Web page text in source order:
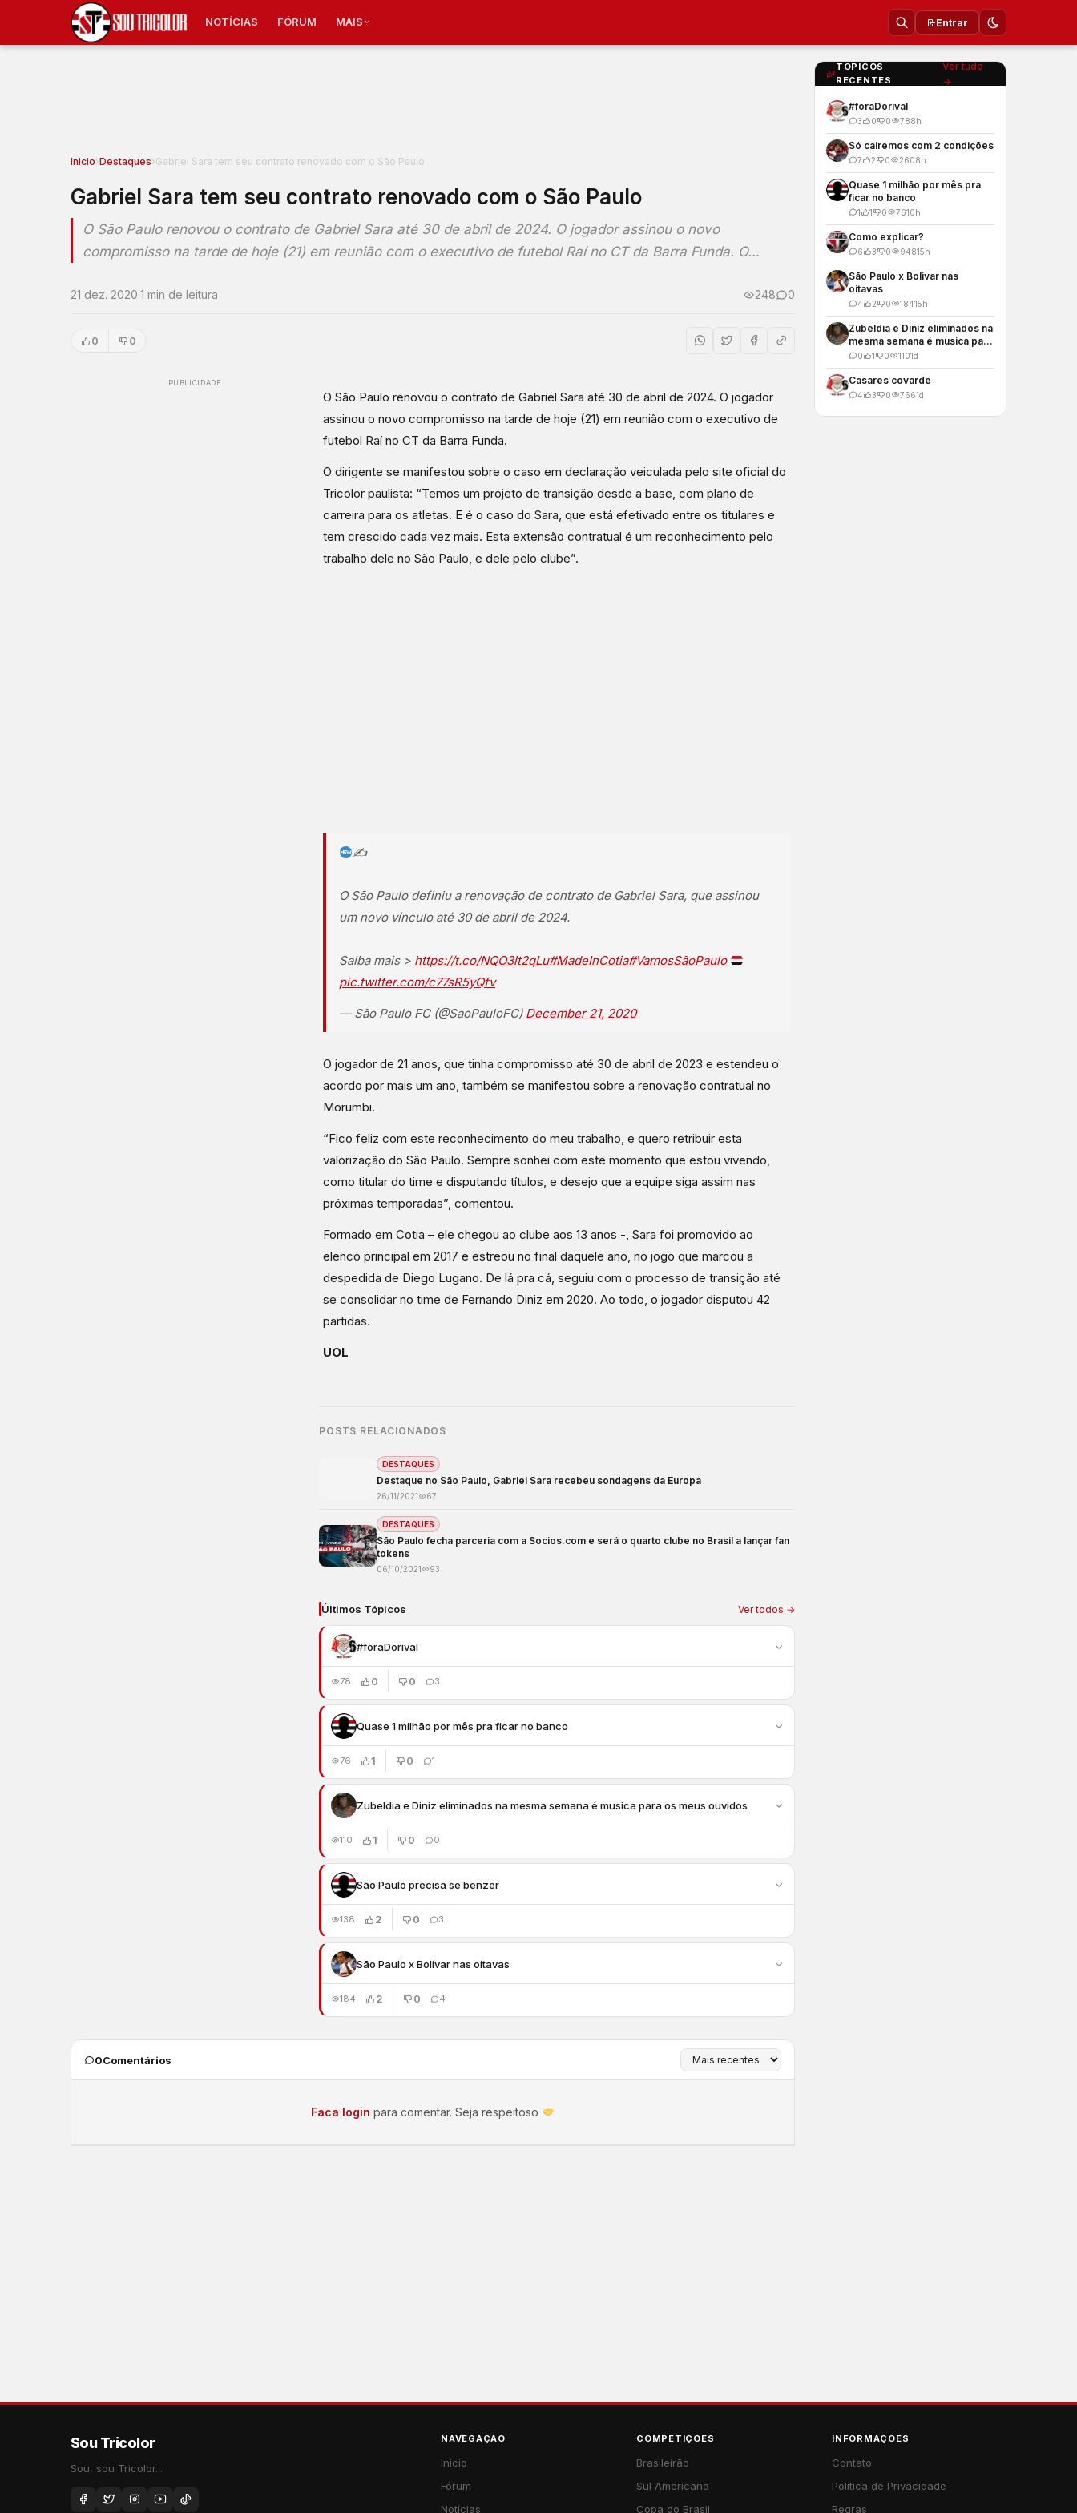
NOTÍCIAS FÓRUM MAIS Entrar
Inicio›Destaques›Gabriel Sara tem seu contrato renovado com o São Paulo
Gabriel Sara tem seu contrato renovado com o São Paulo
O São Paulo renovou o contrato de Gabriel Sara até 30 de abril de 2024. O jogador assinou o novo
compromisso na tarde de hoje (21) em reunião com o executivo de futebol Raí no CT da Barra Funda. O…
21 dez. 2020·1 min de leitura 248 0
0 0
PUBLICIDADE
O São Paulo renovou o contrato de Gabriel Sara até 30 de abril de 2024. O jogador
assinou o novo compromisso na tarde de hoje (21) em reunião com o executivo de
futebol Raí no CT da Barra Funda.
O dirigente se manifestou sobre o caso em declaração veiculada pelo site oficial do
Tricolor paulista: “Temos um projeto de transição desde a base, com plano de
carreira para os atletas. E é o caso do Sara, que está efetivado entre os titulares e
tem crescido cada vez mais. Esta extensão contratual é um reconhecimento pelo
trabalho dele no São Paulo, e dele pelo clube”.
✍
O São Paulo definiu a renovação de contrato de Gabriel Sara, que assinou
um novo vínculo até 30 de abril de 2024.
Saiba mais > https://t.co/NQO3lt2qLu#MadeInCotia#VamosSãoPaulo
pic.twitter.com/c77sR5yQfv
— São Paulo FC (@SaoPauloFC) December 21, 2020
O jogador de 21 anos, que tinha compromisso até 30 de abril de 2023 e estendeu o
acordo por mais um ano, também se manifestou sobre a renovação contratual no
Morumbi.
“Fico feliz com este reconhecimento do meu trabalho, e quero retribuir esta
valorização do São Paulo. Sempre sonhei com este momento que estou vivendo,
como titular do time e disputando títulos, e desejo que a equipe siga assim nas
próximas temporadas”, comentou.
Formado em Cotia – ele chegou ao clube aos 13 anos -, Sara foi promovido ao
elenco principal em 2017 e estreou no final daquele ano, no jogo que marcou a
despedida de Diego Lugano. De lá pra cá, seguiu com o processo de transição até
se consolidar no time de Fernando Diniz em 2020. Ao todo, o jogador disputou 42
partidas.
UOL
POSTS RELACIONADOS
DESTAQUES
Destaque no São Paulo, Gabriel Sara recebeu sondagens da Europa
26/11/2021 67
DESTAQUES
São Paulo fecha parceria com a Socios.com e será o quarto clube no Brasil a lançar fan
tokens
06/10/2021 93
Últimos Tópicos Ver todos →
#foraDorival
78 0 0 3
Quase 1 milhão por mês pra ficar no banco
76 1 0 1
Zubeldia e Diniz eliminados na mesma semana é musica para os meus ouvidos
110 1 0 0
São Paulo precisa se benzer
138 2 0 3
São Paulo x Bolivar nas oitavas
184 2 0 4
0Comentários
Faca login para comentar. Seja respeitoso
TOPICOS
RECENTES
Ver tudo
→
#foraDorival
3 0 0 788h
Só cairemos com 2 condições
7 2 0 2608h
Quase 1 milhão por mês pra
ficar no banco
1 1 0 7610h
Como explicar?
6 3 0 94815h
São Paulo x Bolivar nas
oitavas
4 2 0 18415h
Zubeldia e Diniz eliminados na
mesma semana é musica para
os meus ouvidos
0 1 0 1101d
Casares covarde
4 3 0 7661d
Sou Tricolor
Sou, sou Tricolor...
NAVEGAÇÃO
Início
Fórum
Notícias
COMPETIÇÕES
Brasileirão
Sul Americana
Copa do Brasil
INFORMAÇÕES
Contato
Política de Privacidade
Regras